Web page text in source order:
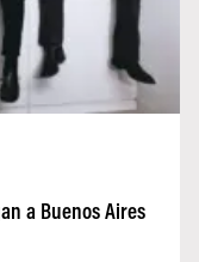
a Buenos Aires